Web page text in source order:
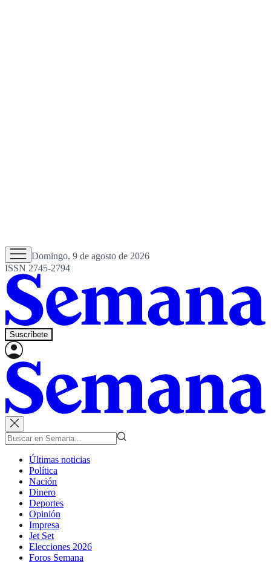
Domingo, 9 de agosto de 2026
ISSN 2745-2794
Suscríbete
Últimas noticias
Política
Nación
Dinero
Deportes
Opinión
Impresa
Jet Set
Elecciones 2026
Foros Semana